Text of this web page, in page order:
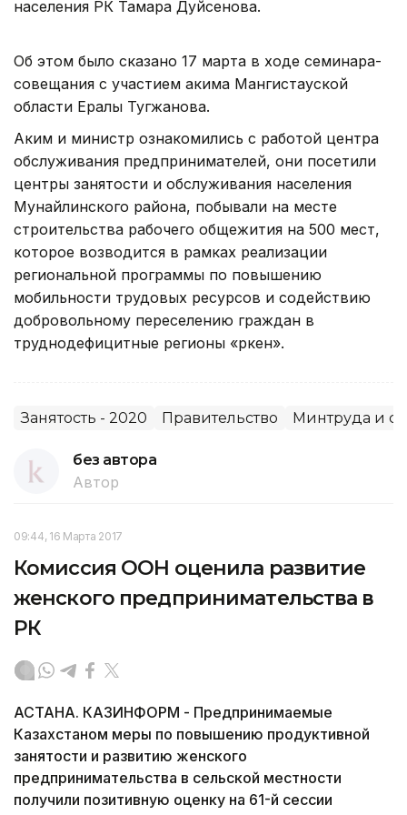
населения РК Тамара Дуйсенова.
Об этом было сказано 17 марта в ходе семинара-
совещания с участием акима Мангистауской
области Ералы Тугжанова.
Аким и министр ознакомились с работой центра
обслуживания предпринимателей, они посетили
центры занятости и обслуживания населения
Мунайлинского района, побывали на месте
строительства рабочего общежития на 500 мест,
которое возводится в рамках реализации
региональной программы по повышению
мобильности трудовых ресурсов и содействию
добровольному переселению граждан в
труднодефицитные регионы «Өркен».
Занятость - 2020 Правительство Минтруда и
без автора
Автор
09:44, 16 Марта 2017
Комиссия ООН оценила развитие
женского предпринимательства в
РК
АСТАНА. КАЗИНФОРМ - Предпринимаемые
Казахстаном меры по повышению продуктивной
занятости и развитию женского
предпринимательства в сельской местности
получили позитивную оценку на 61-й сессии